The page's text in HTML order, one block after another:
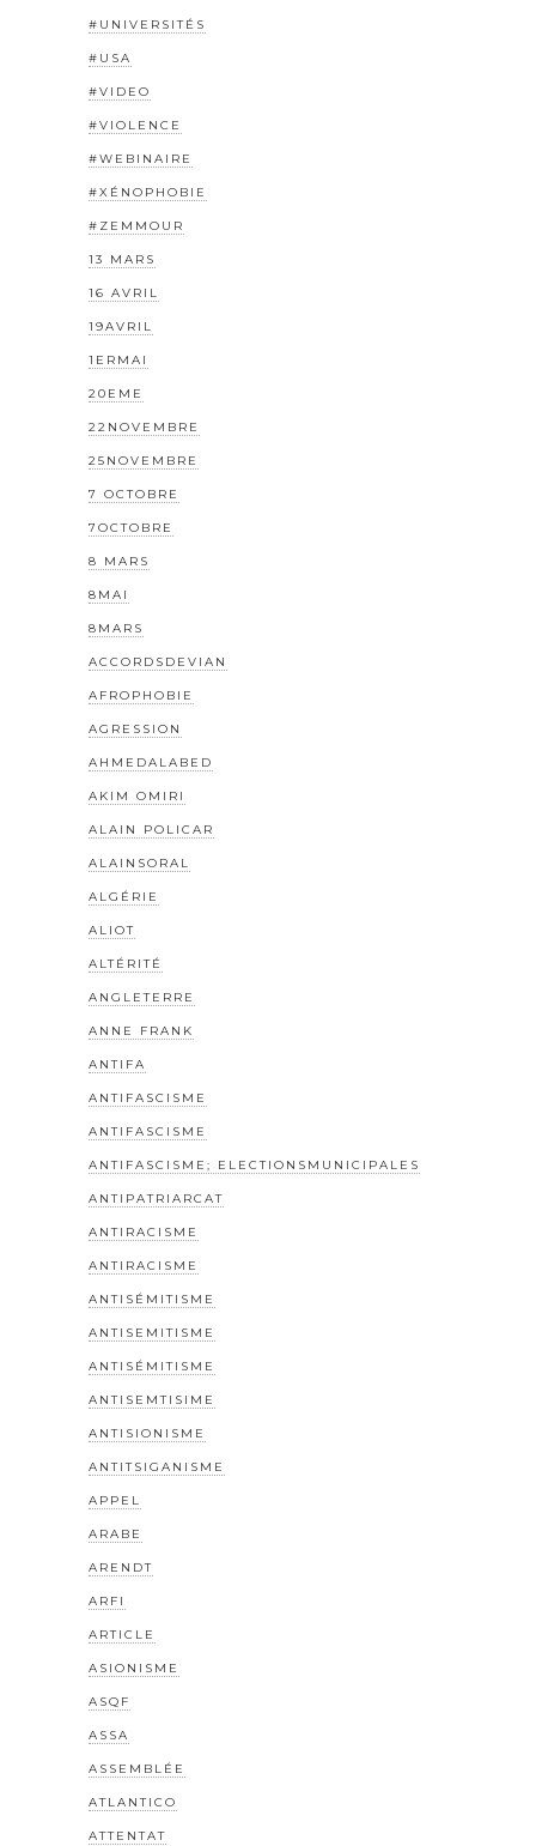
#UNIVERSITÉS
#USA
#VIDEO
#VIOLENCE
#WEBINAIRE
#XÉNOPHOBIE
#ZEMMOUR
13 MARS
16 AVRIL
19AVRIL
1ERMAI
20EME
22NOVEMBRE
25NOVEMBRE
7 OCTOBRE
7OCTOBRE
8 MARS
8MAI
8MARS
ACCORDSDEVIAN
AFROPHOBIE
AGRESSION
AHMEDALABED
AKIM OMIRI
ALAIN POLICAR
ALAINSORAL
ALGÉRIE
ALIOT
ALTÉRITÉ
ANGLETERRE
ANNE FRANK
ANTIFA
ANTIFASCISME
ANTIFASCISME
ANTIFASCISME; ELECTIONSMUNICIPALES
ANTIPATRIARCAT
ANTIRACISME
ANTIRACISME
ANTISÉMITISME
ANTISEMITISME
ANTISÉMITISME
ANTISEMTISIME
ANTISIONISME
ANTITSIGANISME
APPEL
ARABE
ARENDT
ARFI
ARTICLE
ASIONISME
ASQF
ASSA
ASSEMBLÉE
ATLANTICO
ATTENTAT